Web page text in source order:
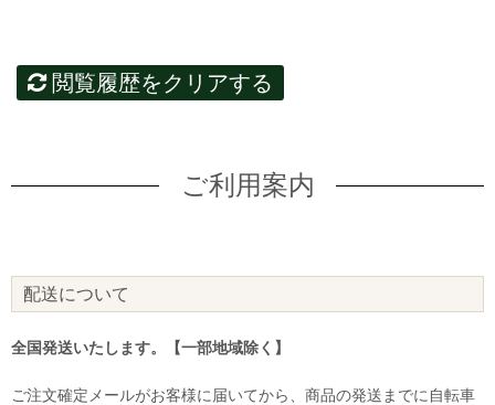
閲覧履歴をクリアする
ご利用案内
配送について
全国発送いたします。【一部地域除く】
ご注文確定メールがお客様に届いてから、商品の発送までに自転車